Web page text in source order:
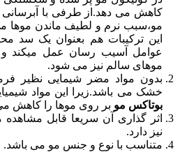
کاهش می دهد.از طرفی با
مو،سبب نرم و لطیف ماندن موها
این ترکیبات هم بعنوان یک سد
عوامل آسیب رسان عمل میکند
موهای سالم نیز می شود.
بدون مواد مضر شیمایی نظیر
خشک می باشد.زیرا این مواد
بوتاکس مو بر روی موها را کاهش
اثر گذاری آن سریعا قابل
نیز دارد.
متناسب با نوع و جنس مو می باشد.